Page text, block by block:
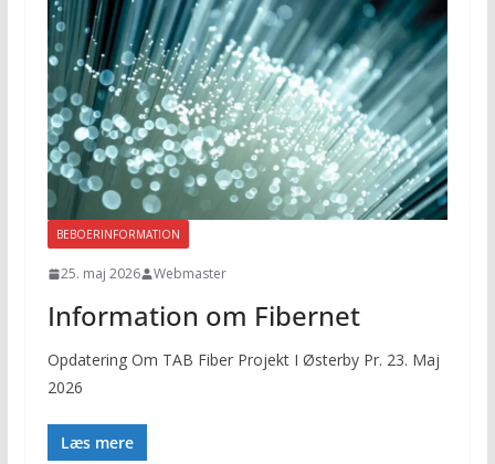
BEBOERINFORMATION
25. maj 2026 Webmaster
Information om Fibernet
Opdatering Om TAB Fiber Projekt I Østerby Pr. 23. Maj
2026
Læs mere